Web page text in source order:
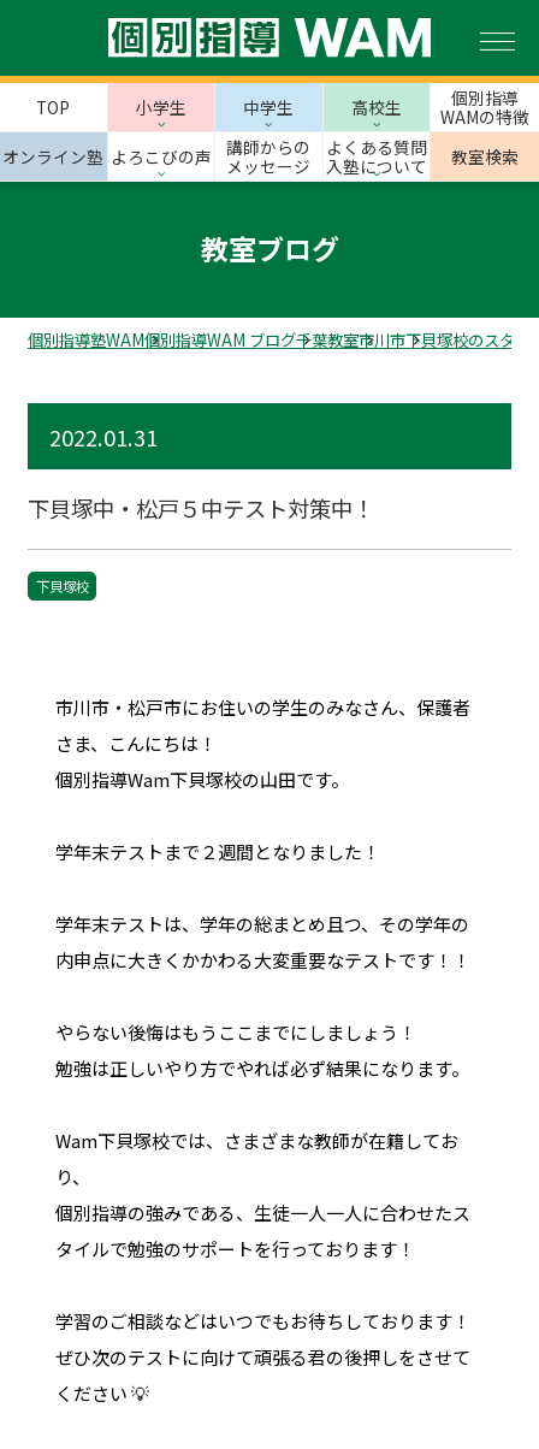
TOP 小学生 中学生 高校生
個別指導
WAMの特徴
オンライン塾 よろこびの声
講師からの
メッセージ
よくある質問
入塾について
教室検索
教室ブログ
個別指導塾WAM個別指導WAM ブログ千葉教室市川市下貝塚校のスタッ
2022.01.31
下貝塚中・松戸５中テスト対策中！
下貝塚校
市川市・松戸市にお住いの学生のみなさん、保護者
さま、こんにちは！
個別指導Wam下貝塚校の山田です。
学年末テストまで２週間となりました！
学年末テストは、学年の総まとめ且つ、その学年の
内申点に大きくかかわる大変重要なテストです！！
やらない後悔はもうここまでにしましょう！
勉強は正しいやり方でやれば必ず結果になります。
Wam下貝塚校では、さまざまな教師が在籍してお
り、
個別指導の強みである、生徒一人一人に合わせたス
タイルで勉強のサポートを行っております！
学習のご相談などはいつでもお待ちしております！
ぜひ次のテストに向けて頑張る君の後押しをさせて
ください 💡